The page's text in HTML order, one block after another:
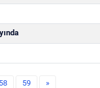
58 59 »